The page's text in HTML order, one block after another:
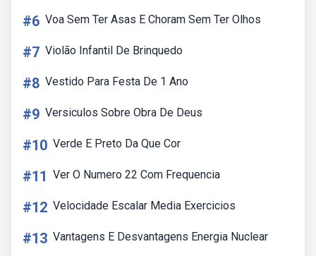
#6 Voa Sem Ter Asas E Choram Sem Ter Olhos
#7 Violão Infantil De Brinquedo
#8 Vestido Para Festa De 1 Ano
#9 Versiculos Sobre Obra De Deus
#10 Verde E Preto Da Que Cor
#11 Ver O Numero 22 Com Frequencia
#12 Velocidade Escalar Media Exercicios
#13 Vantagens E Desvantagens Energia Nuclear